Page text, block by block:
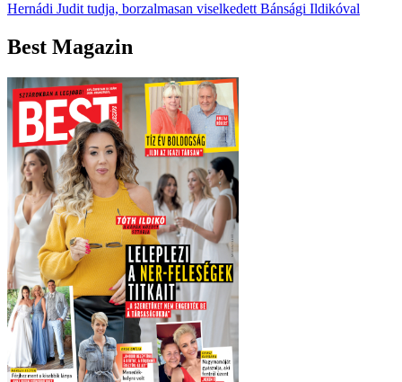
Hernádi Judit tudja, borzalmasan viselkedett Bánsági Ildikóval
Best Magazin